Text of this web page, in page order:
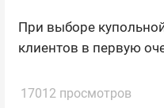
При выборе
клиентов в первую
17012 просмотров